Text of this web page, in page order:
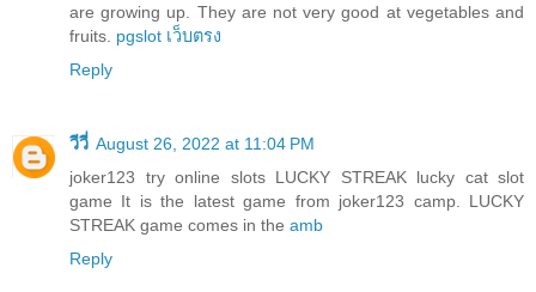
are growing up. They are not very good at vegetables and
fruits. pgslot เว็บตรง
Reply
วีวี่ August 26, 2022 at 11:04 PM
joker123 try online slots LUCKY STREAK lucky cat slot
game It is the latest game from joker123 camp. LUCKY
STREAK game comes in the amb
Reply